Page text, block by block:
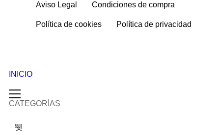
Aviso Legal Condiciones de compra
Política de cookies Política de privacidad
INICIO
CATEGORÍAS